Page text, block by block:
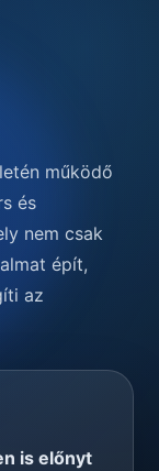
működő
és
nem csak
épít,
az
is előnyt